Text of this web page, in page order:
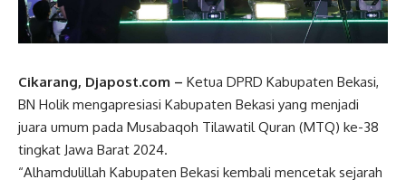
Cikarang, Djapost.com – Ketua DPRD Kabupaten Bekasi,
BN Holik mengapresiasi Kabupaten Bekasi yang menjadi
juara umum pada Musabaqoh Tilawatil Quran (MTQ) ke-38
tingkat Jawa Barat 2024.
“Alhamdulillah Kabupaten Bekasi kembali mencetak sejarah